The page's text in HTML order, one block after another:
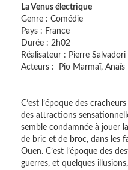
La Venus électrique
Genre : Comédie
Pays : France
Durée : 2h02
Réalisateur : Pierre Salvadori
Acteurs : Pio Marmaï, Anaïs
C’est l’époque des
des attractions
semble condamnée à jouer
de bric et de broc, dans les
Ouen. C’est l’époque des
guerres, et quelques